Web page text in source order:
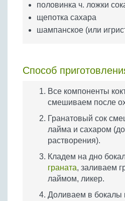
половинка ч. ложки
щепотка сахара
шампанское (или
Способ
Все компоненты
смешиваем после
Гранатовый сок
лайма и сахаром
растворения).
Кладем на дно
граната, заливаем
лаймом, ликер.
Доливаем в бокалы